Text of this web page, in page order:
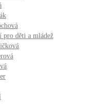
pro děti a mládež